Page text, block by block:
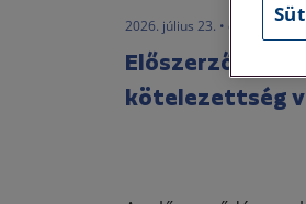
2026. július 23. • dr. Szabó
Előszerződés a
kötelezettség